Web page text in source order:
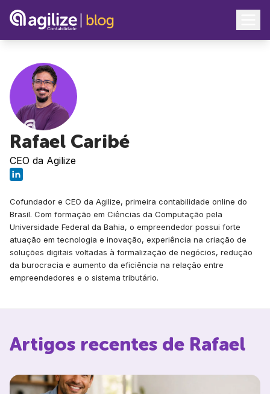
Rafael Caribé
CEO da Agilize
Cofundador e CEO da Agilize, primeira contabilidade online do
Brasil. Com formação em Ciências da Computação pela
Universidade Federal da Bahia, o empreendedor possui forte
atuação em tecnologia e inovação, experiência na criação de
soluções digitais voltadas à formalização de negócios, redução
da burocracia e aumento da eficiência na relação entre
empreendedores e o sistema tributário.
Artigos recentes de Rafael